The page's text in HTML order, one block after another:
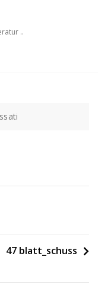
..
47 blatt_schuss